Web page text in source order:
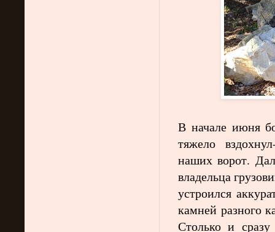
В начале июня
тяжело
наших ворот.
владельца
устроился
камней разного
Столько и